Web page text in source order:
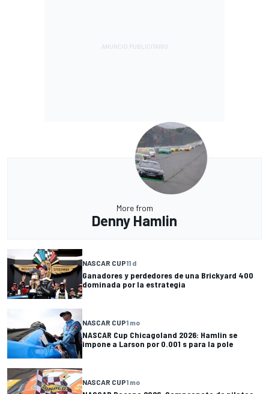
More from
Denny Hamlin
NASCAR CUP11 d
Ganadores y perdedores de una Brickyard 400
dominada por la estrategia
NASCAR CUP1 mo
NASCAR Cup Chicagoland 2026: Hamlin se
impone a Larson por 0.001 s para la pole
NASCAR CUP1 mo